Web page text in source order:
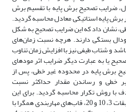
ضرایب تصحیح برش پایه با تقسیم برش
پایه استاتیکی معادل محاسبه گردید.
نشان داد که این ضرایب تصحیح به شکل
بستگی دارند. هرچه نسبت زمان‌های
و شتاب طیفی نیز با افزایش زمان تناوب
یا به عبارت دیگر ضرایب اثر مودهای
برش پایه در محدوده غیر خطی، پس از
خطی و رساندن مقدار حداکثر نسبت
با روش تکرار محاسبه گردید. برای این
منظور قاب‌های خمشی با تعداد طبقات 3، 10 و 20، قاب‌های مهاربندی همگرا با